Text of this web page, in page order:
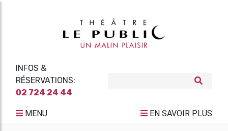
INFOS &
RÉSERVATIONS:
02 724 24 44
MENU EN SAVOIR PLUS